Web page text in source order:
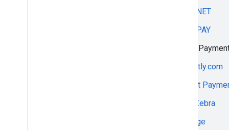
EVONET
EVOPAY
EVO
exactly.com
Exact
Fat Zebra
Fenige